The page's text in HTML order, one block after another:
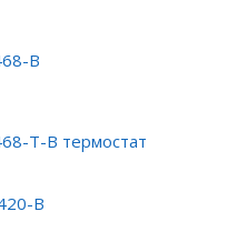
B
T-B термостат
B